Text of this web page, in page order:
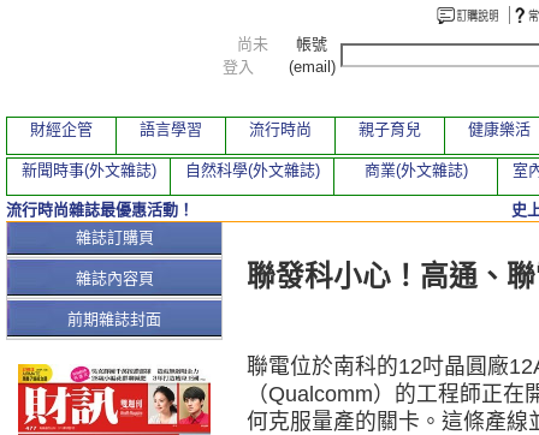
本期文章
聯發科小心！高通、
聯電位於南科的12吋晶圓廠
（Qualcomm）的工程師正
何克服量產的關卡。這條產線
雜誌訂購頁
雜誌內容頁
前期雜誌封面
尚未
登入
帳號
(email)
財經企管 語言學習 流行時尚 親子育兒 健康樂活
新聞時事(外文雜誌) 自然科學(外文雜誌) 商業(外文雜誌) 室
流行時尚雜誌最優惠活動！ 史